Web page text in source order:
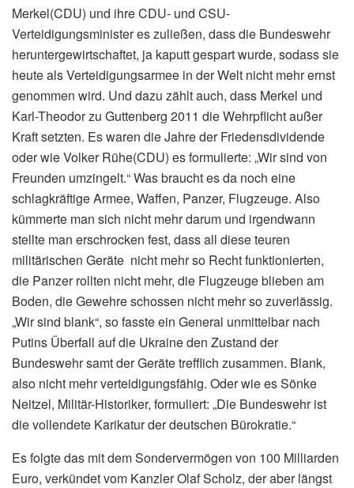
Merkel(CDU) und ihre CDU- und CSU-
Verteidigungsminister es zuließen, dass die Bundeswehr
heruntergewirtschaftet, ja kaputt gespart wurde, sodass sie
heute als Verteidigungsarmee in der Welt nicht mehr ernst
genommen wird. Und dazu zählt auch, dass Merkel und
Karl-Theodor zu Guttenberg 2011 die Wehrpflicht außer
Kraft setzten. Es waren die Jahre der Friedensdividende
oder wie Volker Rühe(CDU) es formulierte: „Wir sind von
Freunden umzingelt.“ Was braucht es da noch eine
schlagkräftige Armee, Waffen, Panzer, Flugzeuge. Also
kümmerte man sich nicht mehr darum und irgendwann
stellte man erschrocken fest, dass all diese teuren
militärischen Geräte nicht mehr so Recht funktionierten,
die Panzer rollten nicht mehr, die Flugzeuge blieben am
Boden, die Gewehre schossen nicht mehr so zuverlässig.
„Wir sind blank“, so fasste ein General unmittelbar nach
Putins Überfall auf die Ukraine den Zustand der
Bundeswehr samt der Geräte trefflich zusammen. Blank,
also nicht mehr verteidigungsfähig. Oder wie es Sönke
Neitzel, Militär-Historiker, formuliert: „Die Bundeswehr ist
die vollendete Karikatur der deutschen Bürokratie.“
Es folgte das mit dem Sondervermögen von 100 Milliarden
Euro, verkündet vom Kanzler Olaf Scholz, der aber längst